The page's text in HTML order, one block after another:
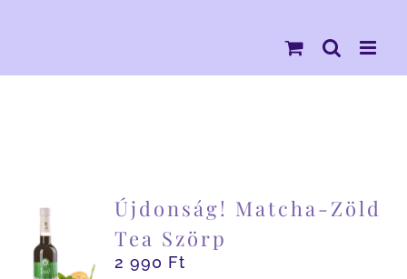
Újdonság! Matcha-Zöld
Tea Szörp
2 990 Ft